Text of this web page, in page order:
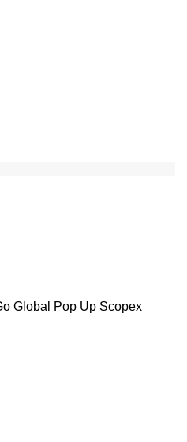
Global Pop Up Scopex